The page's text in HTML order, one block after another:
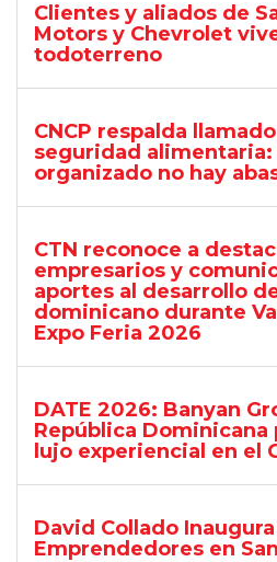
Clientes y aliados de
Motors y Chevrolet
todoterreno
CNCP respalda
seguridad alimentaria:
organizado no hay
CTN reconoce a
empresarios y
aportes al desarrollo
dominicano durante
Expo Feria 2026
DATE 2026: Banyan
República Dominicana
lujo experiencial en el
David Collado
Emprendedores en